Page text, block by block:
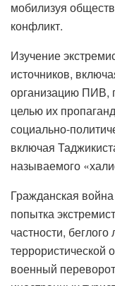
мобилизуя
конфликт.
Изучение
источников,
организацию ПИВ,
целью их
социально-
включая
называемого
Гражданская
попытка
частности,
военный